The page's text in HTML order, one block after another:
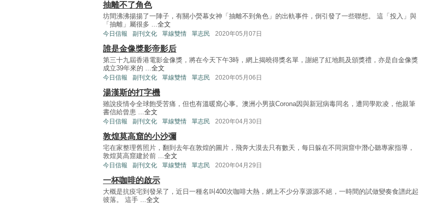
抽離不了角色
坊間沸沸揚揚了一陣子，有關小熒幕女神「抽離不到角色」的出軌事件，倒引發了一些聯想。 這「投入」與
「抽離」屬很多 ...全文
今日信報 副刊文化 單線雙情 單志民 2020年05月07日
誰是金像獎影帝影后
第三十九屆香港電影金像獎，將在今天下午3時，網上揭曉得獎名單，謝絕了紅地氈及頒獎禮，亦是自金像獎
成立39年來的 ...全文
今日信報 副刊文化 單線雙情 單志民 2020年05月06日
湯漢斯的打字機
雖說疫情令全球飽受苦痛，但也有溫暖窩心事。澳洲小男孩Corona因與新冠病毒同名，遭同學欺凌，他親筆
書信給曾患 ...全文
今日信報 副刊文化 單線雙情 單志民 2020年04月30日
敦煌莫高窟的小沙彌
宅在家整理舊照片，翻到去年在敦煌的圖片，飛奔大漠去只有數天，每日躲在不同洞窟中潛心聽專家指導，
敦煌莫高窟建於前 ...全文
今日信報 副刊文化 單線雙情 單志民 2020年04月29日
一杯咖啡的啟示
大概是抗疫宅到發呆了，近日一種名叫400次咖啡大熱，網上不少分享源源不絕，一時間的試做變奏食譜此起
彼落。 這手 ...全文